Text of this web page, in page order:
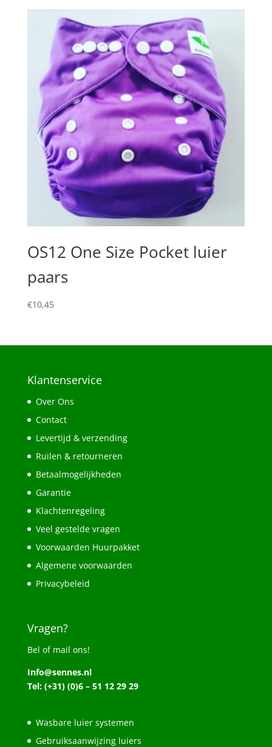
OS12 One Size Pocket luier
paars
€10,45
Klantenservice
Over Ons
Contact
Levertijd & verzending
Ruilen & retourneren
Betaalmogelijkheden
Garantie
Klachtenregeling
Veel gestelde vragen
Voorwaarden Huurpakket
Algemene voorwaarden
Privacybeleid
Vragen?
Bel of mail ons!
Info@sennes.nl
Tel: (+31) (0)6 – 51 12 29 29
Wasbare luier systemen
Gebruiksaanwijzing luiers